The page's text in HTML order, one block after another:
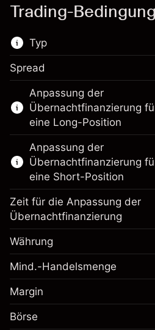
Trading-
Typ
Dieser Finanzmarkt steht
Trading zur Verfügung.
Erfahren Sie mehr über:
CFDs
Spread
Anpassung der
Übernachtfinanzierung
eine Long-Position
Margin. Ihre Investition
Anpassung der
Übernachtfinanzierung
fremdfinanzierten
Positionsgröße mit
Anpassung der
Übernachtfinanzierung
eine Short-Position
Margin. Ihre Investition
Anpassung der
Zeit für die Anpassung der
Übernachtfinanzierung
Währung
Mind.-Handelsmenge
Margin
Börse